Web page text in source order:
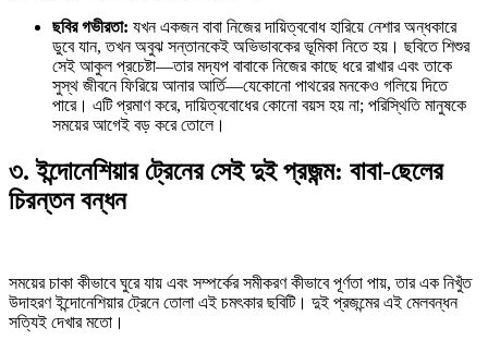
ছবির গভীরতা: যখন একজন বাবা নিজের দায়িত্ববোধ হারিয়ে নেশার অন্ধকারে
ডুবে যান, তখন অবুঝ সন্তানকেই অভিভাবকের ভূমিকা নিতে হয়। ছবিতে শিশুর
সেই আকুল প্রচেষ্টা—তার মদ্যপ বাবাকে নিজের কাছে ধরে রাখার এবং তাকে
সুস্থ জীবনে ফিরিয়ে আনার আর্তি—যেকোনো পাথরের মনকেও গলিয়ে দিতে
পারে। এটি প্রমাণ করে, দায়িত্ববোধের কোনো বয়স হয় না; পরিস্থিতি মানুষকে
সময়ের আগেই বড় করে তোলে।
৩. ইন্দোনেশিয়ার ট্রেনের সেই দুই প্রজন্ম: বাবা-ছেলের
চিরন্তন বন্ধন
সময়ের চাকা কীভাবে ঘুরে যায় এবং সম্পর্কের সমীকরণ কীভাবে পূর্ণতা পায়, তার এক নিখুঁত
উদাহরণ ইন্দোনেশিয়ার ট্রেনে তোলা এই চমৎকার ছবিটি। দুই প্রজন্মের এই মেলবন্ধন
সত্যিই দেখার মতো।